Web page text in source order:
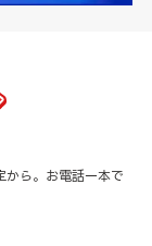
から。お電話一本で